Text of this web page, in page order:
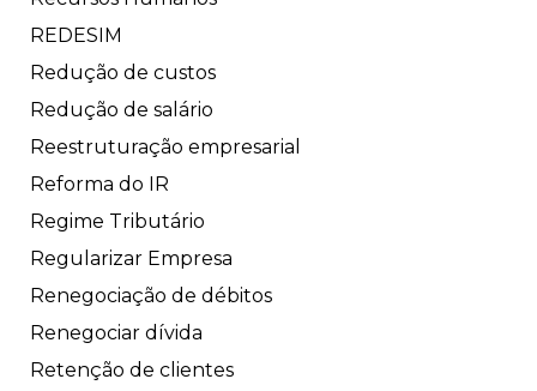
REDESIM
Redução de custos
Redução de salário
Reestruturação empresarial
Reforma do IR
Regime Tributário
Regularizar Empresa
Renegociação de débitos
Renegociar dívida
Retenção de clientes